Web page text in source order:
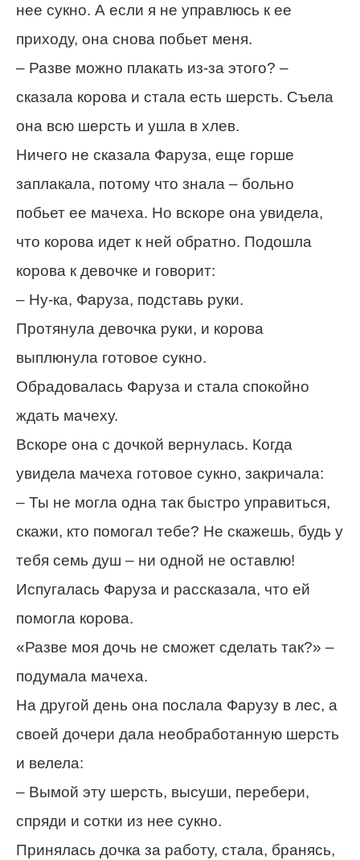
нее сукно. А если я не управлюсь к ее
приходу, она снова побьет меня.
– Разве можно плакать из-за этого? –
сказала корова и стала есть шерсть. Съела
она всю шерсть и ушла в хлев.
Ничего не сказала Фаруза, еще горше
заплакала, потому что знала – больно
побьет ее мачеха. Но вскоре она увидела,
что корова идет к ней обратно. Подошла
корова к девочке и говорит:
– Ну-ка, Фаруза, подставь руки.
Протянула девочка руки, и корова
выплюнула готовое сукно.
Обрадовалась Фаруза и стала спокойно
ждать мачеху.
Вскоре она с дочкой вернулась. Когда
увидела мачеха готовое сукно, закричала:
– Ты не могла одна так быстро управиться,
скажи, кто помогал тебе? Не скажешь, будь у
тебя семь душ – ни одной не оставлю!
Испугалась Фаруза и рассказала, что ей
помогла корова.
«Разве моя дочь не сможет сделать так?» –
подумала мачеха.
На другой день она послала Фарузу в лес, а
своей дочери дала необработанную шерсть
и велела:
– Вымой эту шерсть, высуши, перебери,
спряди и сотки из нее сукно.
Принялась дочка за работу, стала, бранясь,